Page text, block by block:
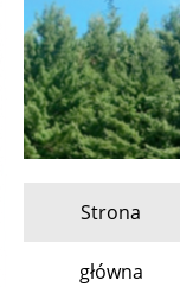
Przeskocz
Strona
główna